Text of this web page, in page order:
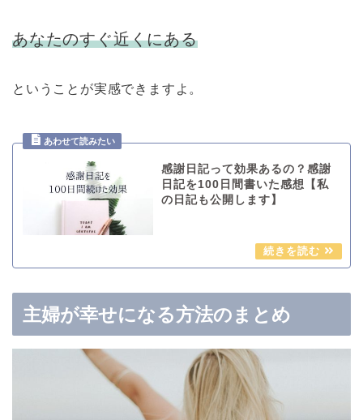
あなたのすぐ近くにある
ということが実感できますよ。
感謝日記って効果あるの？感謝
日記を100日間書いた感想【私
の日記も公開します】
主婦が幸せになる方法のまとめ